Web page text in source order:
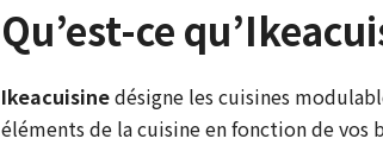
Qu’est-ce
Ikeacuisinedésigne les cuisines
éléments de la cuisine en fonction de vos